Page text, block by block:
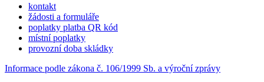
kontakt
žádosti a formuláře
poplatky platba QR kód
místní poplatky
provozní doba skládky
Informace podle zákona č. 106/1999 Sb. a výroční zprávy